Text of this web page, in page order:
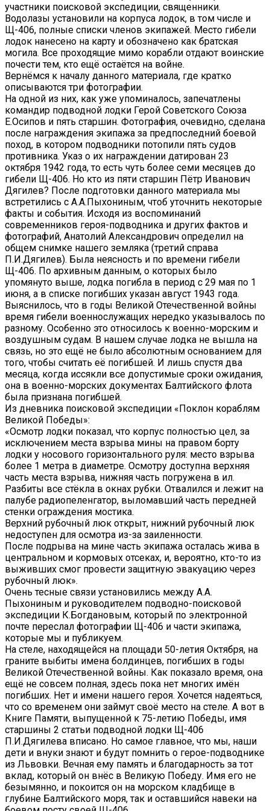
участники поисковой экспедиции, священники.
Водолазы установили на корпуса лодок, в том числе и
Щ-406, полные списки членов экипажей. Место гибели
лодок нанесено на карту и обозначено как братская
могила. Все проходящие мимо корабли отдают воинские
почести тем, кто ещё остаётся на войне.
Вернёмся к началу данного материала, где кратко
описываются три фотографии.
На одной из них, как уже упоминалось, запечатлены
командир подводной лодки Герой Советского Союза
Е.Осипов и пять старшин. Фотография, очевидно, сделана
после награждения экипажа за предпоследний боевой
поход, в котором подводники потопили пять судов
противника. Указ о их награждении датирован 23
октября 1942 года, то есть чуть более семи месяцев до
гибели Щ-406. Но кто из пяти старшин Пётр Иванович
Дягилев? После подготовки данного материала мы
встретились с А.А.Пыхониным, чтоб уточнить некоторые
факты и события. Исходя из воспоминаний
современников героя-подводника и других фактов и
фотографий, Анатолий Александрович определил на
общем снимке нашего земляка (третий справа
П.И.Дягилев). Была неясность и по времени гибели
Щ-406. По архивным данным, о которых было
упомянуто выше, лодка погибла в период с 29 мая по 1
июня, а в списке погибших указан август 1943 года.
Выяснилось, что в годы Великой Отечественной войны
время гибели военнослужащих нередко указывалось по
разному. Особенно это относилось к военно-морским и
воздушным судам. В нашем случае лодка не вышла на
связь, но это ещё не было абсолютным основанием для
того, чтобы считать её погибшей. И лишь спустя два
месяца, когда иссякли все допустимые сроки ожидания,
она в военно-морских документах Балтийского флота
была признана погибшей.
Из дневника поисковой экспедиции «Поклон кораблям
Великой Победы»:
«Осмотр лодки показал, что корпус полностью цел, за
исключением места взрыва мины на правом борту
лодки у носового горизонтального руля: место взрыва
более 1 метра в диаметре. Осмотру доступна верхняя
часть места взрыва, нижняя часть погружена в ил.
Разбиты все стёкла в окнах рубки. Отвалился и лежит на
палубе радиопеленгатор, выломавший часть передней
стенки ограждения мостика.
Верхний рубочный люк открыт, нижний рубочный люк
недоступен для осмотра из-за заиленности.
После подрыва на мине часть экипажа осталась жива в
центральном и кормовых отсеках, и, вероятно, кто-то из
выживших смог провести защитную эвакуацию через
рубочный люк».
Очень тесные связи установились между А.А.
Пыхониным и руководителем подводно-поисковой
экспедиции К.Богдановым, который по электронной
почте переслал фотографии Щ-406 и части экипажа,
которые мы и публикуем.
На стеле, находящейся на площади 50-летия Октября, на
граните выбиты имена болдинцев, погибших в годы
Великой Отечественной войны. Как показало время, она
ещё не совсем полная, здесь пока нет многих имён
погибших. Нет и имени нашего героя. Хочется надеяться,
что со временем они займут своё место на стеле. А вот в
Книге Памяти, выпущенной к 75-летию Победы, имя
старшины 2 статьи подводной лодки Щ-406
П.И.Дягилева вписано. Но самое главное, что мы, наши
дети и внуки знают и будут помнить о герое-подводнике
из Львовки. Вечная ему память и благодарность за тот
вклад, который он внёс в Великую Победу. Имя его не
безымянно, и покоится он на морском кладбище в
глубине Балтийского моря, так и оставшийся навеки на